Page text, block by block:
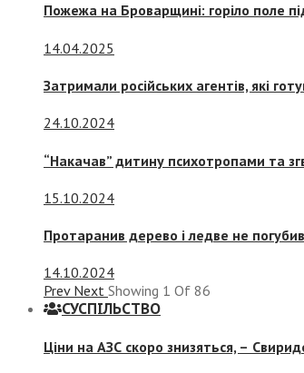
Пожежа на Броварщині: горіло поле
14.04.2025
Затримали російських агентів, які
24.10.2024
“Накачав” дитину психотропами та
15.10.2024
Протаранив дерево і ледве не
14.10.2024
Prev Next Showing 1 Of 86
СУСПIЛЬСТВО
Ціни на АЗС скоро знизяться, –